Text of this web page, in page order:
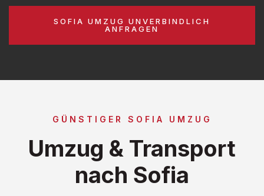
SOFIA UMZUG UNVERBINDLICH
ANFRAGEN
GÜNSTIGER SOFIA UMZUG
Umzug & Transport
nach Sofia